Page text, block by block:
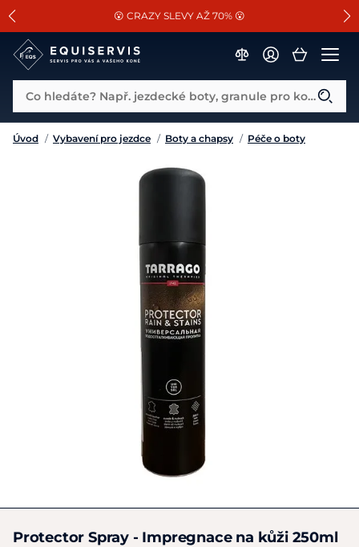
SLEVA 13% na vše od Cassini!
😮 CRAZY SLEVY AŽ 70% 😮
📐Pasování a doplňky k vybraným sedlům ZDARMA 🐴
Co hledáte? Např. jezdecké boty, granule pro koně...
Úvod / Vybavení pro jezdce / Boty a chapsy / Péče o boty
Protector Spray - Impregnace na kůži 250ml